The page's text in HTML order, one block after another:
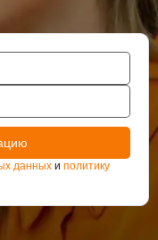
данных и политику